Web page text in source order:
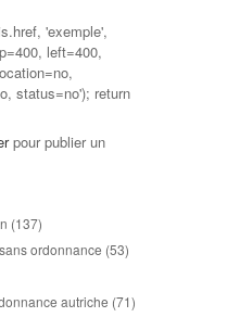
'exemple',
left=400,
status=no'); return
pour publier un
(137)
ordonnance (53)
autriche (71)